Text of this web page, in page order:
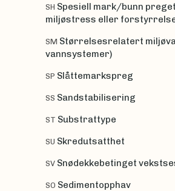
SH Spesiell mark/bunn
miljøstress eller
SM Størrelsesrelatert
vannsystemer)
SP Slåttemarkspreg
SS Sandstabilisering
ST Substrattype
SU Skredutsatthet
SV Snødekkebetinget
SO Sedimentopphav